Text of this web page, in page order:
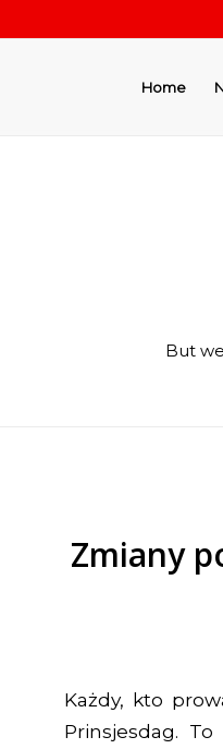
Home
But
Zmiany
Każdy, kto
Prinsjesdag.